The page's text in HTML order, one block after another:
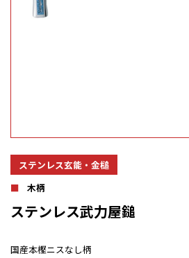
ステンレス玄能・金槌
木柄
ステンレス武力屋鎚
国産本樫ニスなし柄